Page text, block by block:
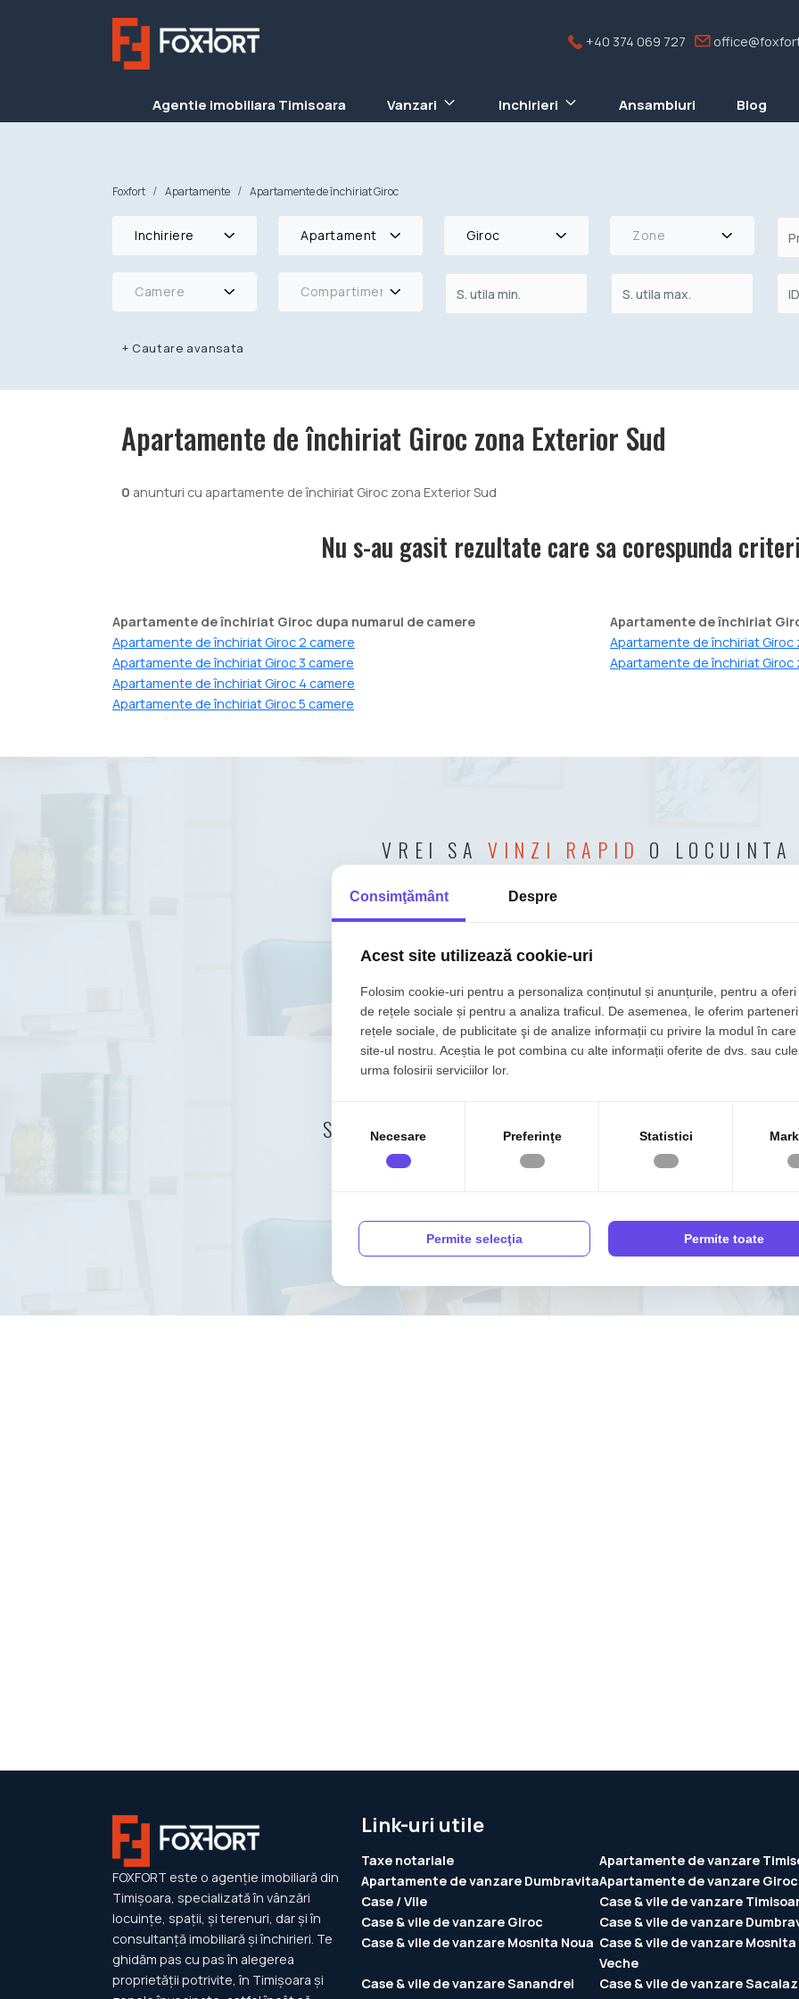
+40 374 069 727
Agentie imobiliara Timisoara Vanzari Inchirieri Ansambluri Blog
Foxfort Apartamente Apartamente de închiriat Giroc
Inchiriere Apartament Giroc Zone
Camere Compartimentare
+ Cautare avansata
Apartamente de închiriat Giroc zona Exterior Sud
0 anunturi cu apartamente de închiriat Giroc zona Exterior Sud
Nu s-au gasit rezultate care sa corespunda
Apartamente de închiriat Giroc dupa numarul de camere
Apartamente de închiriat Giroc 2 camere
Apartamente de închiriat Giroc 3 camere
Apartamente de închiriat Giroc 4 camere
Apartamente de închiriat Giroc 5 camere
Apartamente de închiriat
Apartamente de închiriat Giroc
Apartamente de închiriat Giroc
VREI SAVINZI RAPID O LOCUINTA
Adauga o proprietate in portofoliu FOXFORT
SAU VREI SA DISCUTAM MAI MULTE
Contacteaza FOXFORT
CONTACT
FOXFORT este o agenție imobiliară din
Timișoara, specializată în vânzări
locuințe, spații, și terenuri, dar și în
consultanță imobiliară și închirieri. Te
ghidăm pas cu pas în alegerea
proprietății potrivite, în Timișoara și
Link-uri utile
Taxe notariale
Apartamente de vanzare
Apartamente de vanzare DumbravitaApartamente de vanzare Giroc
Case / Vile
Case & vile de vanzare
Case & vile de vanzare Giroc
Case & vile de vanzare
Case & vile de vanzare Mosnita Noua Case & vile de vanzare Mosnita
Veche
Case & vile de vanzare Sanandrei
Case & vile de vanzare Sacalaz
Consimţământ Despre
Acest site utilizează cookie-uri
Folosim cookie-uri pentru a personaliza conținutul și anunțurile, pentru a oferi
de rețele sociale și pentru a analiza traficul. De asemenea, le oferim
rețele sociale, de publicitate şi de analize informații cu privire la modul în care
site-ul nostru. Aceștia le pot combina cu alte informații oferite de dvs. sau
urma folosirii serviciilor lor.
Necesare Preferinţe Statistici
Permite selecţia Permite toate